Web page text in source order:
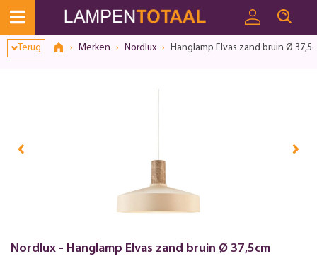
Terug Merken Nordlux Hanglamp Elvas zand bruin Ø
Nordlux - Hanglamp Elvas zand bruin Ø 37,5cm